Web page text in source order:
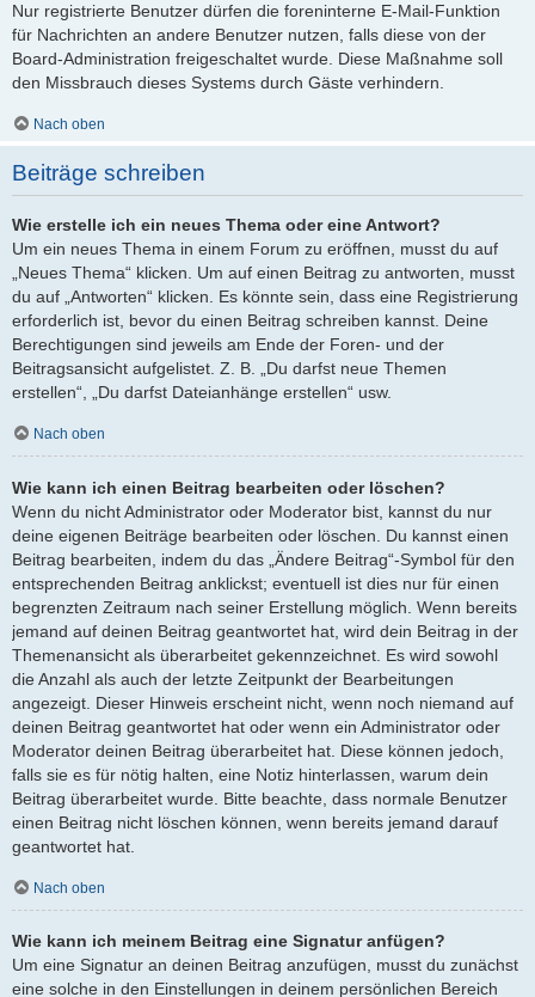
Nur registrierte Benutzer dürfen die foreninterne E-Mail-Funktion
für Nachrichten an andere Benutzer nutzen, falls diese von der
Board-Administration freigeschaltet wurde. Diese Maßnahme soll
den Missbrauch dieses Systems durch Gäste verhindern.
Nach oben
Beiträge schreiben
Wie erstelle ich ein neues Thema oder eine Antwort?
Um ein neues Thema in einem Forum zu eröffnen, musst du auf
„Neues Thema“ klicken. Um auf einen Beitrag zu antworten, musst
du auf „Antworten“ klicken. Es könnte sein, dass eine Registrierung
erforderlich ist, bevor du einen Beitrag schreiben kannst. Deine
Berechtigungen sind jeweils am Ende der Foren- und der
Beitragsansicht aufgelistet. Z. B. „Du darfst neue Themen
erstellen“, „Du darfst Dateianhänge erstellen“ usw.
Nach oben
Wie kann ich einen Beitrag bearbeiten oder löschen?
Wenn du nicht Administrator oder Moderator bist, kannst du nur
deine eigenen Beiträge bearbeiten oder löschen. Du kannst einen
Beitrag bearbeiten, indem du das „Ändere Beitrag“-Symbol für den
entsprechenden Beitrag anklickst; eventuell ist dies nur für einen
begrenzten Zeitraum nach seiner Erstellung möglich. Wenn bereits
jemand auf deinen Beitrag geantwortet hat, wird dein Beitrag in der
Themenansicht als überarbeitet gekennzeichnet. Es wird sowohl
die Anzahl als auch der letzte Zeitpunkt der Bearbeitungen
angezeigt. Dieser Hinweis erscheint nicht, wenn noch niemand auf
deinen Beitrag geantwortet hat oder wenn ein Administrator oder
Moderator deinen Beitrag überarbeitet hat. Diese können jedoch,
falls sie es für nötig halten, eine Notiz hinterlassen, warum dein
Beitrag überarbeitet wurde. Bitte beachte, dass normale Benutzer
einen Beitrag nicht löschen können, wenn bereits jemand darauf
geantwortet hat.
Nach oben
Wie kann ich meinem Beitrag eine Signatur anfügen?
Um eine Signatur an deinen Beitrag anzufügen, musst du zunächst
eine solche in den Einstellungen in deinem persönlichen Bereich